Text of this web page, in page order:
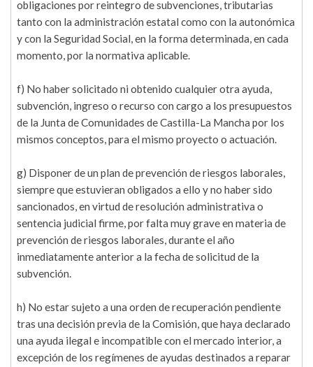
obligaciones por reintegro de subvenciones, tributarias
tanto con la administración estatal como con la autonómica
y con la Seguridad Social, en la forma determinada, en cada
momento, por la normativa aplicable.
f) No haber solicitado ni obtenido cualquier otra ayuda,
subvención, ingreso o recurso con cargo a los presupuestos
de la Junta de Comunidades de Castilla-La Mancha por los
mismos conceptos, para el mismo proyecto o actuación.
g) Disponer de un plan de prevención de riesgos laborales,
siempre que estuvieran obligados a ello y no haber sido
sancionados, en virtud de resolución administrativa o
sentencia judicial firme, por falta muy grave en materia de
prevención de riesgos laborales, durante el año
inmediatamente anterior a la fecha de solicitud de la
subvención.
h) No estar sujeto a una orden de recuperación pendiente
tras una decisión previa de la Comisión, que haya declarado
una ayuda ilegal e incompatible con el mercado interior, a
excepción de los regímenes de ayudas destinados a reparar